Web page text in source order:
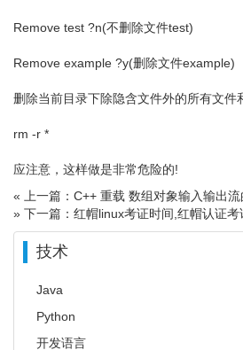
Remove test ?n(不删除文件test)
Remove example ?y(删除文件example)
删除当前目录下除隐含文件外的所有文件
rm -r *
应注意，这样做是非常危险的!
« 上一篇：C++ 重载 数组对象输入输出流
» 下一篇：红帽linux考证时间,红帽认证考
技术
Java
Python
开发语言